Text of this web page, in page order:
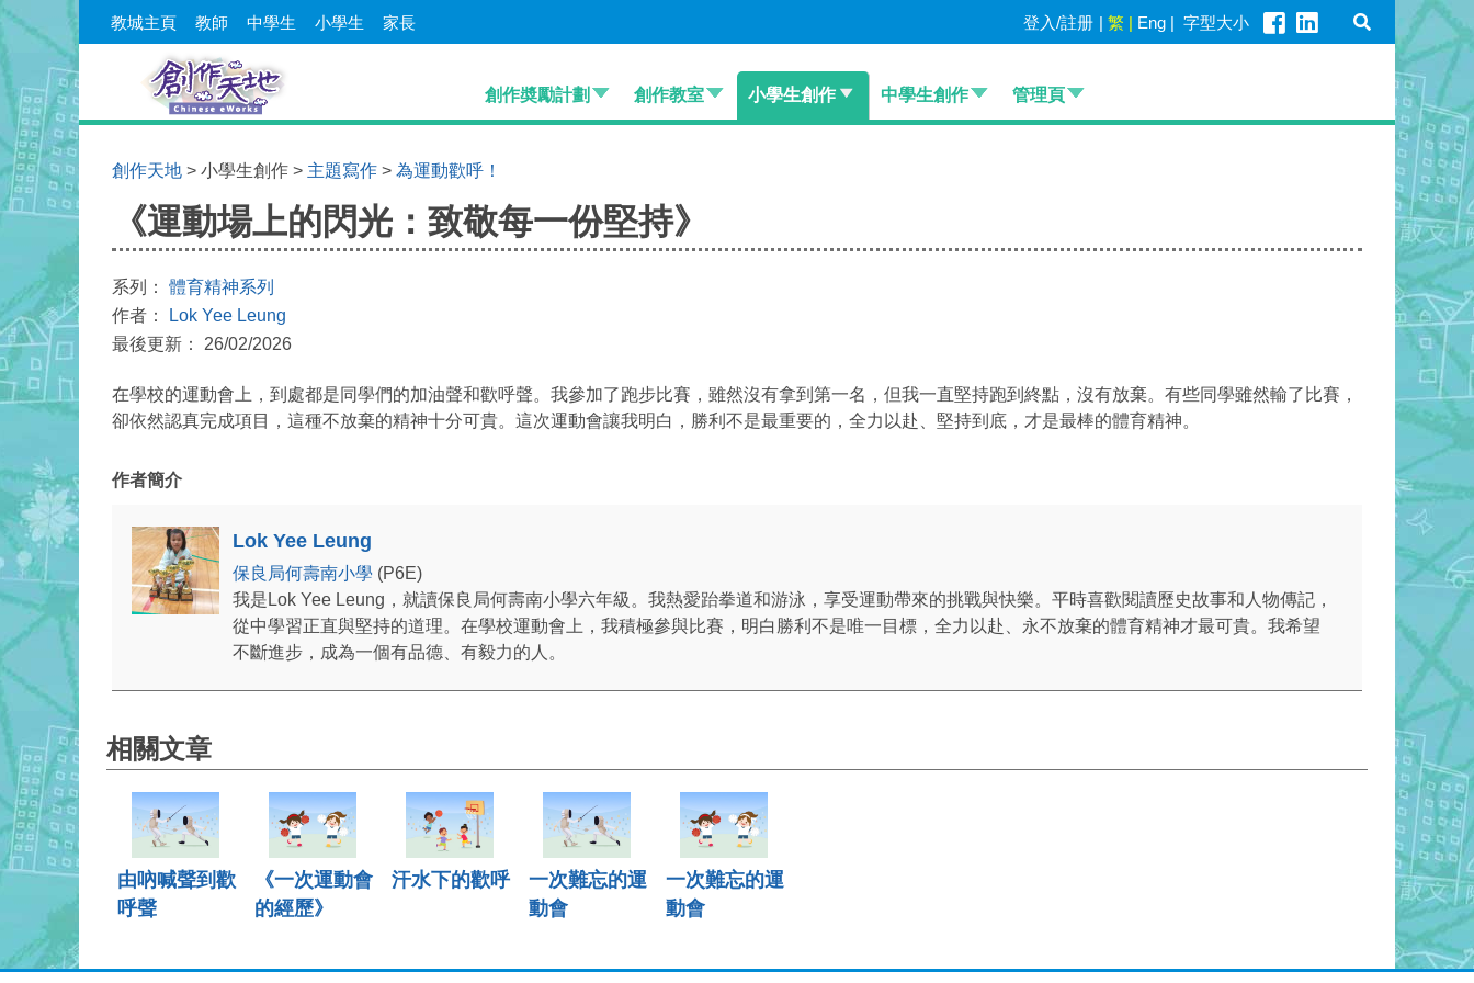
教城主頁 教師 中學生 小學生 家長 登入/註册 | 繁 | Eng | 字型大小
創作奬勵計劃 創作教室 小學生創作 中學生創作 管理頁
創作天地 > 小學生創作 > 主題寫作 > 為運動歡呼！
《運動場上的閃光：致敬每一份堅持》
系列： 體育精神系列
作者：
Lok Yee Leung
最後更新： 26/02/2026
在學校的運動會上，到處都是同學們的加油聲和歡呼聲。我參加了跑步比賽，雖然沒有拿到第一名，但我一直堅持跑到終點，沒有放棄。有些同學雖然輸了比賽，
卻依然認真完成項目，這種不放棄的精神十分可貴。這次運動會讓我明白，勝利不是最重要的，全力以赴、堅持到底，才是最棒的體育精神。
作者簡介
Lok Yee Leung
保良局何壽南小學 (P6E)
我是Lok Yee Leung，就讀保良局何壽南小學六年級。我熱愛跆拳道和游泳，享受運動帶來的挑戰與快樂。平時喜歡閱讀歷史故事和人物傳記，
從中學習正直與堅持的道理。在學校運動會上，我積極參與比賽，明白勝利不是唯一目標，全力以赴、永不放棄的體育精神才最可貴。我希望
不斷進步，成為一個有品德、有毅力的人。
相關文章
由吶喊聲到歡
呼聲
《一次運動會
的經歷》
汗水下的歡呼
一次難忘的運
動會
一次難忘的運
動會